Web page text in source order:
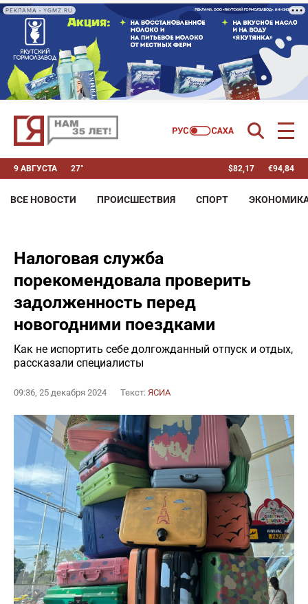
РЕКЛАМА • YGMZ.RU
9 АВГУСТА 27° $82,17 €94,84
ВСЕ НОВОСТИ ПРОИСШЕСТВИЯ СПОРТ
Налоговая служба
порекомендовала проверить
задолженность перед
новогодними поездками
Как не испортить себе долгожданный отпуск и отдых,
рассказали специалисты
09:36, 25 декабря 2024 Текст: ЯСИА